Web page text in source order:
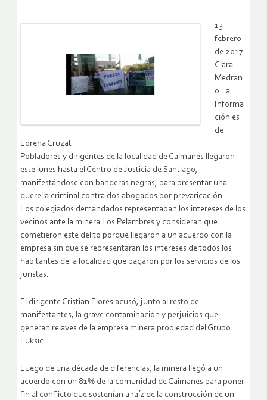
13
febrero
de 2017
Clara
Medran
o La
Informa
ción es
de
Lorena Cruzat
Pobladores y dirigentes de la localidad de Caimanes llegaron
este lunes hasta el Centro de Justicia de Santiago,
manifestándose con banderas negras, para presentar una
querella criminal contra dos abogados por prevaricación.
Los colegiados demandados representaban los intereses de los
vecinos ante la minera Los Pelambres y consideran que
cometieron este delito porque llegaron a un acuerdo con la
empresa sin que se representaran los intereses de todos los
habitantes de la localidad que pagaron por los servicios de los
juristas.
El dirigente Cristian Flores acusó, junto al resto de
manifestantes, la grave contaminación y perjuicios que
generan relaves de la empresa minera propiedad del Grupo
Luksic.
Luego de una década de diferencias, la minera llegó a un
acuerdo con un 81% de la comunidad de Caimanes para poner
fin al conflicto que sostenían a raíz de la construcción de un